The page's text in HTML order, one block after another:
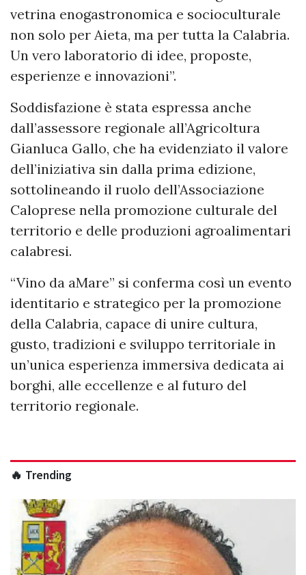
vetrina enogastronomica e socioculturale
non solo per Aieta, ma per tutta la Calabria.
Un vero laboratorio di idee, proposte,
esperienze e innovazioni”.
Soddisfazione è stata espressa anche
dall’assessore regionale all’Agricoltura
Gianluca Gallo, che ha evidenziato il valore
dell’iniziativa sin dalla prima edizione,
sottolineando il ruolo dell’Associazione
Caloprese nella promozione culturale del
territorio e delle produzioni agroalimentari
calabresi.
“Vino da aMare” si conferma così un evento
identitario e strategico per la promozione
della Calabria, capace di unire cultura,
gusto, tradizioni e sviluppo territoriale in
un’unica esperienza immersiva dedicata ai
borghi, alle eccellenze e al futuro del
territorio regionale.
🔥 Trending